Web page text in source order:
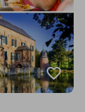
favorite_border